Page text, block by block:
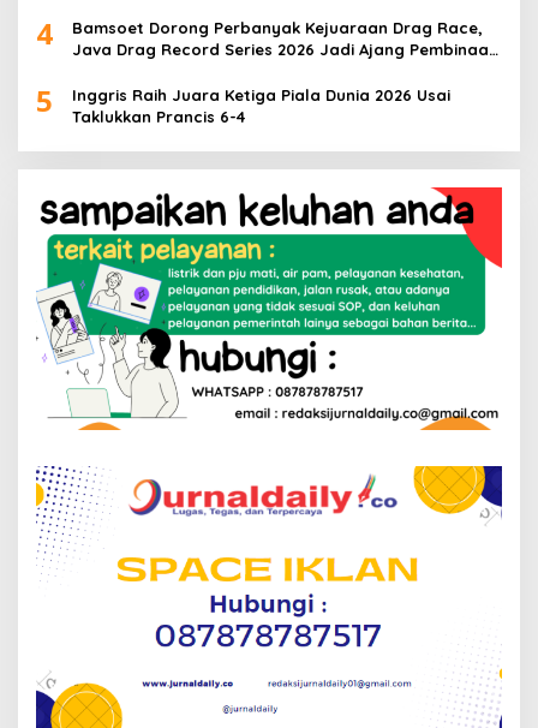
4
Bamsoet Dorong Perbanyak Kejuaraan Drag Race,
Java Drag Record Series 2026 Jadi Ajang Pembinaan
5
Inggris Raih Juara Ketiga Piala Dunia 2026 Usai
Taklukkan Prancis 6-4